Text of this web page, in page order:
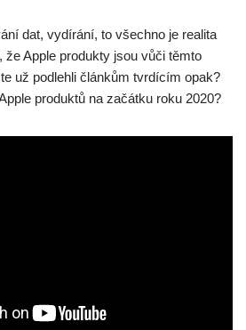
dat, vydírání, to všechno je realita
Apple produkty jsou vůči těmto
už podlehli článkům tvrdícím opak?
produktů na začátku roku 2020?